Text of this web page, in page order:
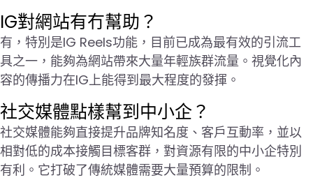
IG對網站有冇幫助？
有，特別是IG Reels功能，目前已成為最有效的引流工
具之一，能夠為網站帶來大量年輕族群流量。視覺化內
容的傳播力在IG上能得到最大程度的發揮。
社交媒體點樣幫到中小企？
社交媒體能夠直接提升品牌知名度、客戶互動率，並以
相對低的成本接觸目標客群，對資源有限的中小企特別
有利。它打破了傳統媒體需要大量預算的限制。